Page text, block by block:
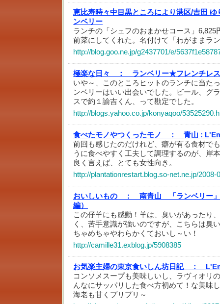
恵比寿時々中目黒ところにより港区/吉田
ンベリー
ランチの「シェフのおまかせコース」6,825
前菜にしてくれた。名付けて「わがままラ
http://blog.goo.ne.jp/g2437701/e/
極楽な日々 ：
ランベリー★フレンチレ
いや～、このところヒットのランチに当た
ンベリーはいい出会いでした。ビール、グ
スで約１諭吉くん、って勘定でした。
http://blogs.yahoo.co.jp/konyaqoo/
食べたモノやつくったモノ ：
青山 :
前回も感じたのだけれど、癖が有る食材で
うに食べやすく工夫して調理するのが、岸
良く言えば、とても女性向き。
http://plantationrestart.blog.so-net.ne.jp/2008-
おいしいもの ：
南青山 「ランベリー
編）
この仔羊にも感動！羊は、臭いがあったり
く、苦手意識が強いのですが、こちらは臭
ちゃめちゃやわらかくておいし～い！
http://camille31.exblog.jp/5908385
お気楽主婦の東京食いしん坊日記 ：
コンソメスープも美味しいし、ラヴィオリ
んなにサッパリした食べ方初めて！な美味
海老も甘くプリプリ～